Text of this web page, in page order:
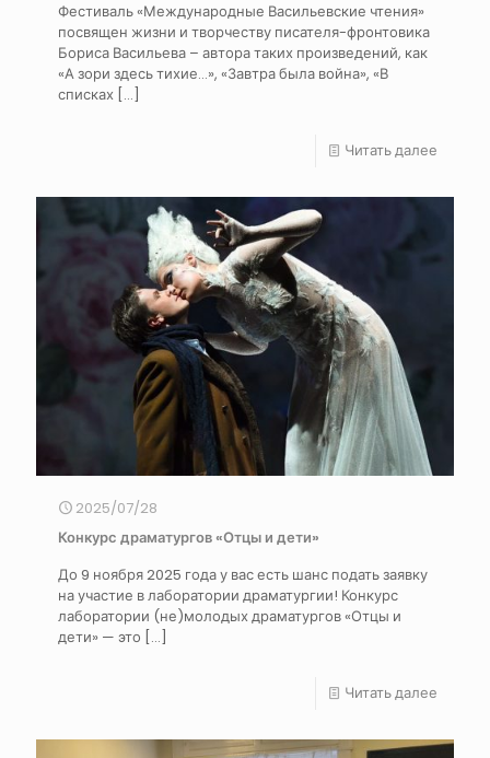
Фестиваль «Международные Васильевские чтения»
посвящен жизни и творчеству писателя-фронтовика
Бориса Васильева – автора таких произведений, как
«А зори здесь тихие…», «Завтра была война», «В
списках […]
Читать далее
2025/07/28
Конкурс драматургов «Отцы и дети»
До 9 ноября 2025 года у вас есть шанс подать заявку
на участие в лаборатории драматургии! Конкурс
лаборатории (не)молодых драматургов «Отцы и
дети» — это […]
Читать далее